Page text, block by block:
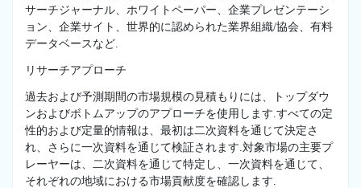
サーチジャーナル、ホワイトペーパー、企業プレゼンテーシ
ョン、企業サイト、世界的に認められた業界組織/協会、有料
データベースなど.
リサーチアプローチ
過去および予測期間の市場規模の見積もりには、トップダウ
ンおよびボトムアップのアプローチを使用します.すべての定
性的および定量的情報は、最初は二次資料を通じて決定さ
れ、さらに一次資料を通じて検証されます.対象市場の主要プ
レーヤーは、二次資料を通じて特定し、一次資料を通じて、
それぞれの地域における市場貢献度を確認します.